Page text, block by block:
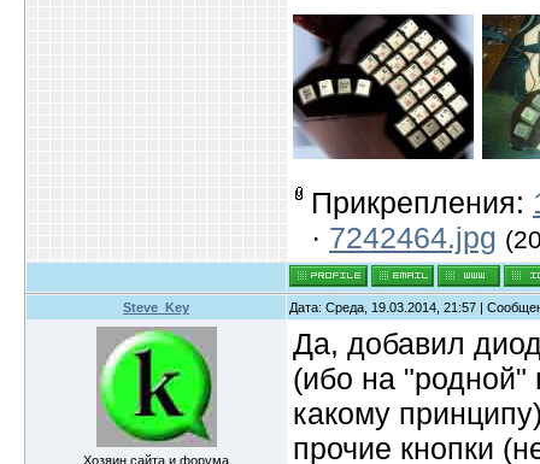
Прикрепления:
· 7242464.jpg
Steve_Key Дата: Среда, 19.03.2014, 21:57 |
Хозяин сайта и форума
Да, добавил
(ибо на "родной"
какому
прочие кнопки